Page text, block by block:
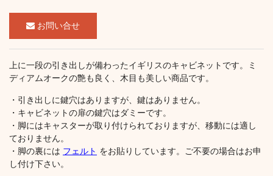
お問い合せ
上に一段の引き出しが備わったイギリスのキャビネットです。ミ
ディアムオークの艶も良く、木目も美しい商品です。
・引き出しに鍵穴はありますが、鍵はありません。
・キャビネットの扉の鍵穴はダミーです。
・脚にはキャスターが取り付けられておりますが、移動には適し
ておりません。
・脚の裏には フェルト をお貼りしています。ご不要の場合はお申
し付け下さい。